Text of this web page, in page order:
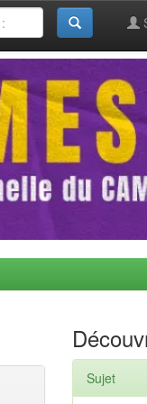
Sujet